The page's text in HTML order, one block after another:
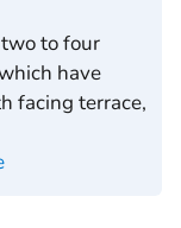
to four
have
facing terrace,